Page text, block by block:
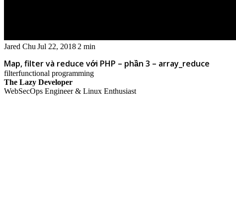
Jared Chu Jul 22, 2018 2 min
Map, filter và reduce với PHP – phần 3 – array_reduce
filterfunctional programming
The Lazy Developer
WebSecOps Engineer & Linux Enthusiast